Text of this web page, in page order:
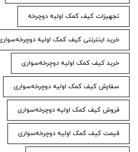
تجهیزات کیف کمک اولیه دوچرخه
خرید اینترنتی کیف کمک اولیه دوچرخه‌سواری
خرید کیف کمک اولیه دوچرخه‌سواری
سفارش کیف کمک اولیه دوچرخه‌سواری
فروش کیف کمک اولیه دوچرخه‌سواری
قیمت کیف کمک اولیه دوچرخه‌سواری